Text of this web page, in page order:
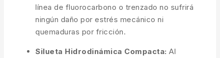
línea de fluorocarbono o trenzado no sufrirá
ningún daño por estrés mecánico ni
quemaduras por fricción.
Silueta Hidrodinámica Compacta: Al